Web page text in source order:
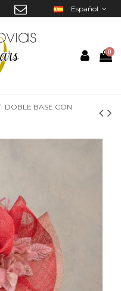
Español
0
DOBLE BASE CON